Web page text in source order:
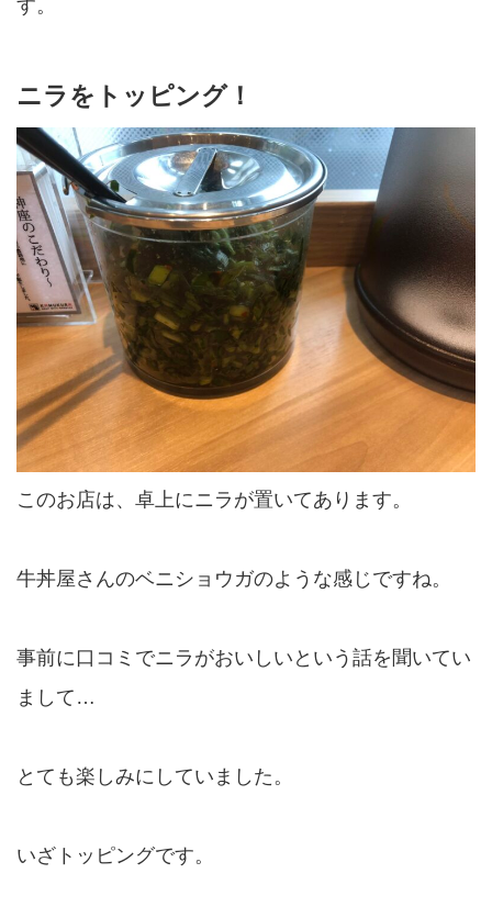
す。
ニラをトッピング！
このお店は、卓上にニラが置いてあります。
牛丼屋さんのベニショウガのような感じですね。
事前に口コミでニラがおいしいという話を聞いてい
まして…
とても楽しみにしていました。
いざトッピングです。